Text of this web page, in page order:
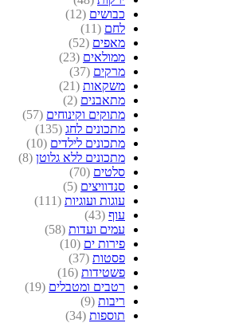
כבושים (12)
לחם (11)
מאפים (52)
ממולאים (23)
מרקים (37)
משקאות (21)
מתאבנים (2)
מתוקים וקינוחים (57)
מתכונים לחג (135)
מתכונים לילדים (10)
מתכונים ללא גלוטן (8)
סלטים (70)
סנדוויצים (5)
עוגות ועוגיות (111)
עוף (43)
עמים ועדות (58)
פירות ים (10)
פסטות (37)
פשטידות (16)
רטבים ומטבלים (19)
ריבות (9)
תוספות (34)